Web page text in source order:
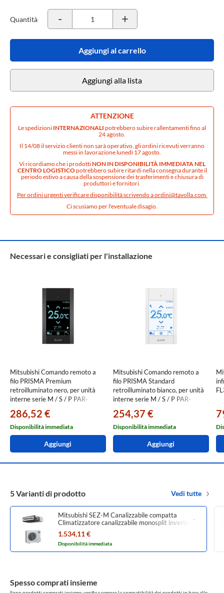
Quantità - +
Aggiungi al carrello
Aggiungi alla lista
ATTENZIONE
Le spedizioni INTERNAZIONALI potrebbero subire rallentamenti fino al
24 agosto.
Il 14/08 il servizio clienti non sarà operativo, gli ordini ricevuti verranno
messi in lavorazione lunedì 17 agosto.
Vi ricordiamo che i prodottiNON IN DISPONIBILITÀ IMMEDIATA NEL
CENTRO LOGISTICOpotrebbero subire ritardi nella consegna durante il
periodo estivo a causa della sospensione dei trasferimenti e chiusura di
produttori e fornitori.
Per ordini urgenti verificare disponibilità scrivendo aordini@tavolla.com.
Ci scusiamo per l'eventuale disagio.
Necessari e consigliati per l'installazione
Mitsubishi Comando remoto a
filo PRISMA Premium
retroilluminato nero, per unità
interne serie M / S / P PAR-
286,52 €
Disponibilità immediata
Aggiungi
Mitsubishi Comando remoto a
filo PRISMA Standard
retroilluminato bianco, per unità
interne serie M / S / P PAR-
254,37 €
Disponibilità immediata
Aggiungi
5 Varianti di prodotto Vedi tutte
Mitsubishi SEZ-M Canalizzabile compatta
Climatizzatore canalizzabile monosplit inverter |
unità esterna 5 kW unità interna 18000 BTU
SUZ-M50VA+SEZ-M50DA2
1.534,11 €
Disponibilità immediata
Spesso comprati insieme